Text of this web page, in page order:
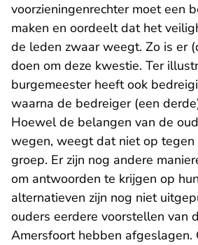
voorzieningenrechter moet een
maken en oordeelt dat het
de leden zwaar weegt. Zo is er
doen om deze kwestie. Ter
burgemeester heeft ook
waarna de bedreiger (een
Hoewel de belangen van de
wegen, weegt dat niet op
groep. Er zijn nog andere
om antwoorden te krijgen op
alternatieven zijn nog niet
ouders eerdere voorstellen van
Amersfoort hebben afgeslagen.